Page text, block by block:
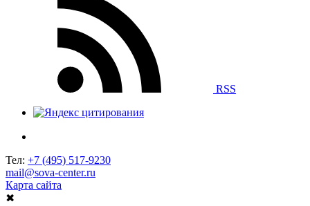
RSS
Тел: +7 (495) 517-9230
mail@sova-center.ru
Карта сайта
✖